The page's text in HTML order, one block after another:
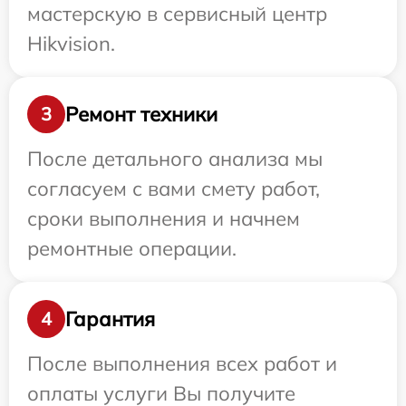
мастерскую в сервисный центр
Hikvision.
3
Ремонт техники
После детального анализа мы
согласуем с вами смету работ,
сроки выполнения и начнем
ремонтные операции.
4
Гарантия
После выполнения всех работ и
оплаты услуги Вы получите